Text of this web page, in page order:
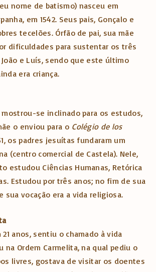
nome de batismo) nasceu em
em 1542. Seus pais, Gonçalo e
tecelões. Órfão de pai, sua mãe
dificuldades para sustentar os três
e Luís, sendo que este último
era criança.
mostrou-se inclinado para os estudos,
o enviou para o Colégio de los
os padres jesuítas fundaram um
(centro comercial de Castela). Nele,
estudou Ciências Humanas, Retórica
Estudou por três anos; no fim de sua
sua vocação era a vida religiosa.
21 anos, sentiu o chamado à vida
na Ordem Carmelita, na qual pediu o
livres, gostava de visitar os doentes